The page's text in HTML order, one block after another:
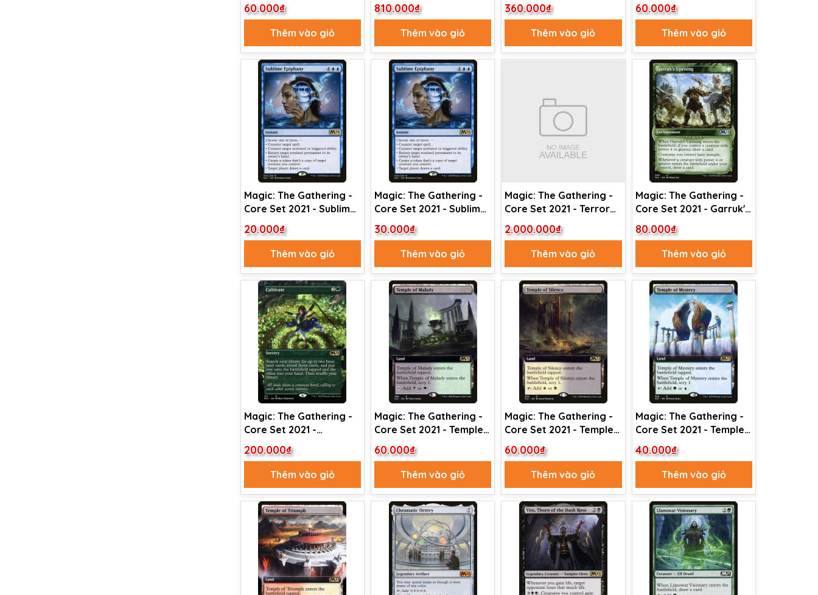
60.000₫
Thêm vào giỏ
810.000₫
Thêm vào giỏ
360.000₫
Thêm vào giỏ
60.000₫
Thêm vào giỏ
Magic: The Gathering -
Core Set 2021 - Sublime
20.000₫
Thêm vào giỏ
Magic: The Gathering -
Core Set 2021 - Sublime
30.000₫
Thêm vào giỏ
Magic: The Gathering -
Core Set 2021 - Terror
2.000.000₫
Thêm vào giỏ
Magic: The Gathering -
Core Set 2021 - Garruk's
80.000₫
Thêm vào giỏ
Magic: The Gathering -
Core Set 2021 -
Cultivate (317)
200.000₫
Thêm vào giỏ
Magic: The Gathering -
Core Set 2021 - Temple
of Malady (388)
60.000₫
Thêm vào giỏ
Magic: The Gathering -
Core Set 2021 - Temple
of Silence (390)
60.000₫
Thêm vào giỏ
Magic: The Gathering -
Core Set 2021 - Temple
of Mystery (389)
40.000₫
Thêm vào giỏ